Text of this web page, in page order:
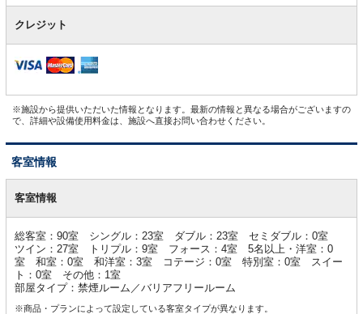
クレジット
※施設から提供いただいた情報となります。最新の情報と異なる場合がございますの
で、詳細や設備使用料金は、施設へ直接お問い合わせください。
客室情報
室客室情報
総客室：90室 シングル：23室 ダブル：23室 セミダブル：0室
ツイン：27室 トリプル：9室 フォース：4室 5名以上・洋室：0
室 和室：0室 和洋室：3室 コテージ：0室 特別室：0室 スイー
ト：0室 その他：1室
部屋タイプ：禁煙ルーム／バリアフリールーム
※商品・プランによって設定している客室タイプが異なります。